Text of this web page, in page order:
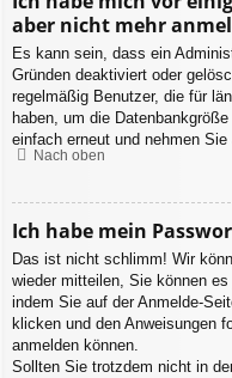
aber nicht mehr
Es kann sein, dass ein
Gründen deaktiviert oder
regelmäßig Benutzer, die für
haben, um die
einfach erneut und nehmen
Nach oben
Ich habe mein
Das ist nicht schlimm! Wir
wieder mitteilen, Sie können
indem Sie auf der Anmelde-
klicken und den Anweisungen
anmelden können.
Sollten Sie trotzdem nicht in